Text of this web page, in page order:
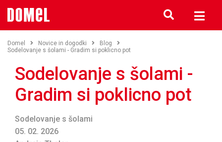
Domel Novice in dogodki
Blog
Sodelovanje s šolami - Gradim si poklicno pot
Sodelovanje s šolami -
Gradim si poklicno pot
Sodelovanje s šolami
05. 02. 2026